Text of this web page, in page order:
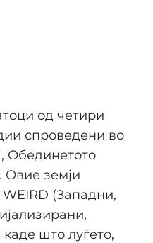
од четири
спроведени во
Обединетото
Овие земји
(Западни,
што луѓето,